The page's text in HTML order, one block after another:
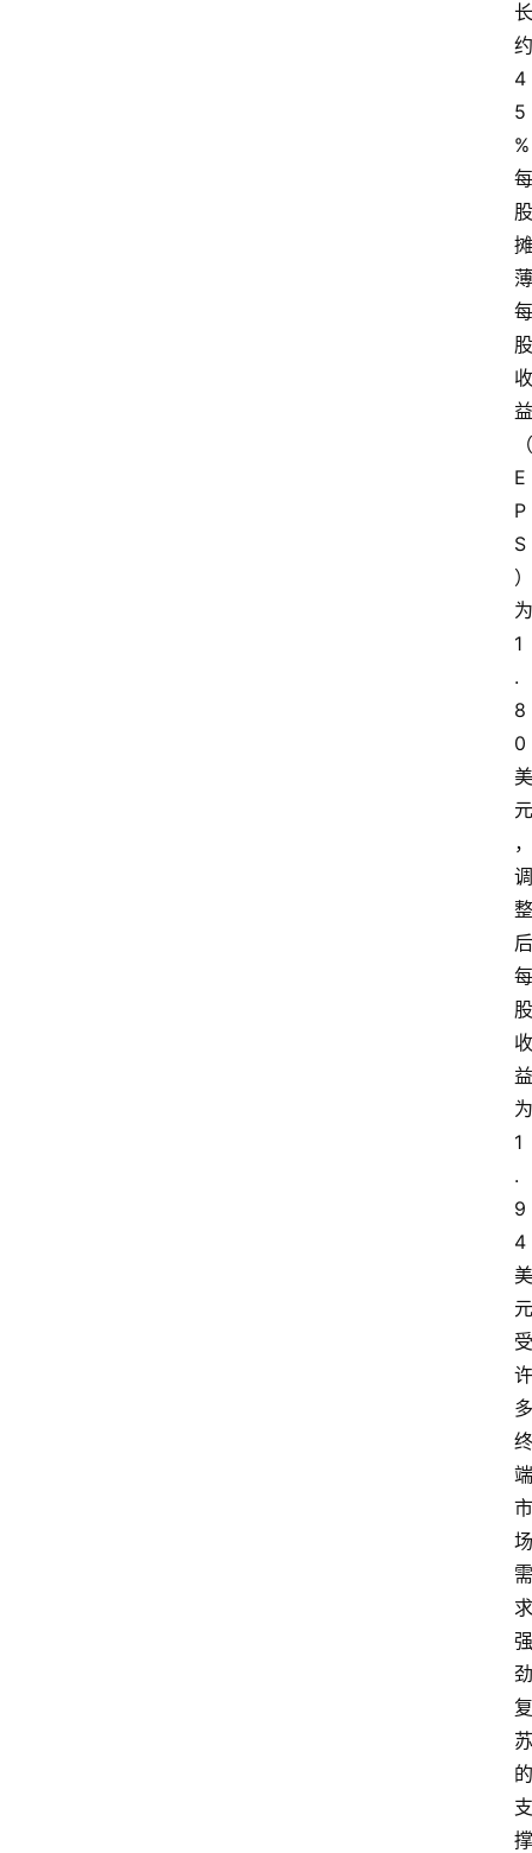
长
约
4
5
%
每
股
摊
薄
每
股
收
益
（
E
P
S
）
为
1
.
8
0
美
元
，
调
整
后
每
股
收
益
为
1
.
9
4
美
元
受
许
多
终
端
市
场
需
求
强
劲
复
苏
的
支
撑